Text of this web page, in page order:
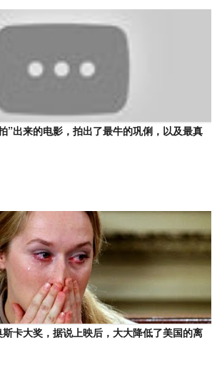
”出来的电影，拍出了最牛的巩俐，以及最真
斯卡大奖，据说上映后，大大降低了美国的离